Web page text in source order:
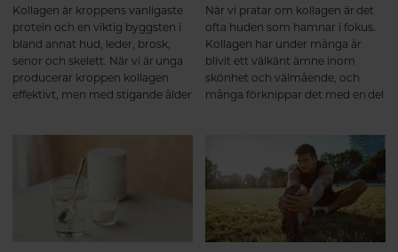
efter fysisk aktivitet Hos personer
som tränar har forskning även
visat att kollagenpeptider, i
kombination med styrketräning,
kan stödja muskelmassa och
styrkeutveckling. Detta tros
bindväven som omger och
stödjer musklerna⁵. Efter 6
månader – långsiktigt stöd för
muskler och leder Kollagen
omsätts långsamt i kroppen,
vilket gör att kontinuitet är viktig.
Vid regelbundet intag under flera
Kollagen är kroppens vanligaste
protein och en viktig byggsten i
bland annat hud, leder, brosk,
senor och skelett. När vi är unga
producerar kroppen kollagen
effektivt, men med stigande ålder
mer märkbara efter 40 års ålder,
då kroppens förmåga att bilda
nytt kollagen inte längre håller
samma takt som tidigare.
När vi pratar om kollagen är det
ofta huden som hamnar i fokus.
Kollagen har under många år
blivit ett välkänt ämne inom
skönhet och välmående, och
många förknippar det med en del
mycket mer än så.